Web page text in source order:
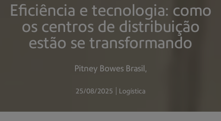
Eficiência e tecnologia: como
os centros de distribuição
estão se transformando
Pitney Bowes Brasil
25/08/2025 Logística